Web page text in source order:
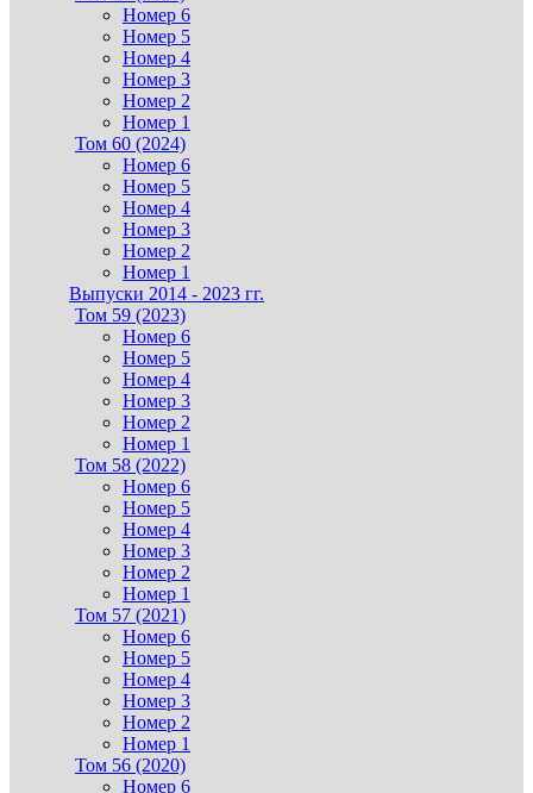
Номер 6
Номер 5
Номер 4
Номер 3
Номер 2
Номер 1
Том 60 (2024)
Номер 6
Номер 5
Номер 4
Номер 3
Номер 2
Номер 1
Выпуски 2014 - 2023 гг.
Том 59 (2023)
Номер 6
Номер 5
Номер 4
Номер 3
Номер 2
Номер 1
Том 58 (2022)
Номер 6
Номер 5
Номер 4
Номер 3
Номер 2
Номер 1
Том 57 (2021)
Номер 6
Номер 5
Номер 4
Номер 3
Номер 2
Номер 1
Том 56 (2020)
Номер 6